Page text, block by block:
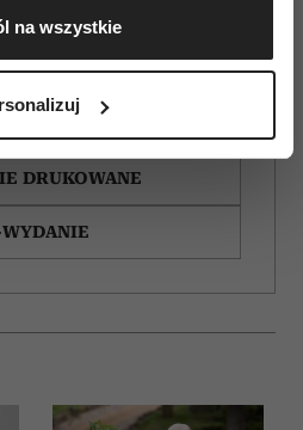
nawet do kilku metrów
urządzenie, aktywnie
odcisk palca)
ustaw własne preferencje w
plików cookie możesz
zgodę w dowolnej chwili.
do spersonalizowania treści
i analitycznym.
na wszystkie
DRUKOWANE